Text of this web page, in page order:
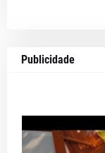
Publicidade